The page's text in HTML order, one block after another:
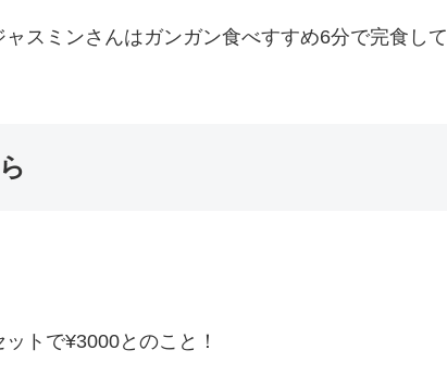
スミンさんはガンガン食べすすめ6分で完食して
トで¥3000とのこと！